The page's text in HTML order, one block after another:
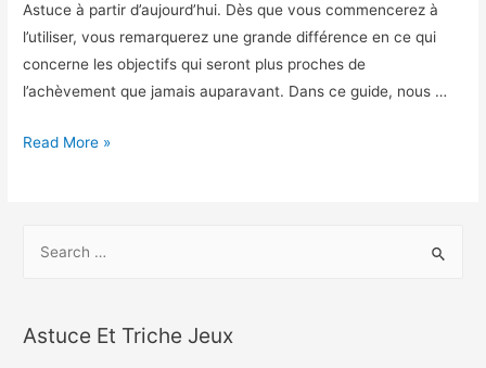
Astuce à partir d’aujourd’hui. Dès que vous commencerez à
l’utiliser, vous remarquerez une grande différence en ce qui
concerne les objectifs qui seront plus proches de
l’achèvement que jamais auparavant. Dans ce guide, nous …
Avatar
Avatar
Or
Read More »
Astuce Et Triche Jeux